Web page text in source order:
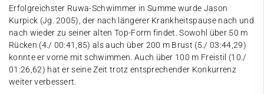
Erfolgreichster Ruwa-Schwimmer in Summe wurde Jason
Kurpick (Jg. 2005), der nach längerer Krankheitspause nach und
nach wieder zu seiner alten Top-Form findet. Sowohl über 50 m
Rücken (4./ 00:41,85) als auch über 200 m Brust (5./ 03:44,29)
konnte er vorne mit schwimmen. Auch über 100 m Freistil (10./
01:26,62) hat er seine Zeit trotz entsprechender Konkurrenz
weiter verbessert.